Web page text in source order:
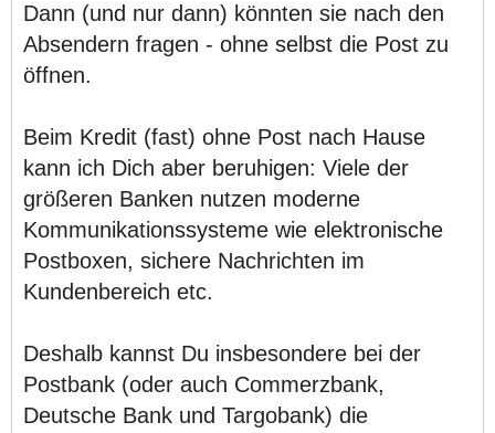
Dann (und nur dann) könnten sie nach den
Absendern fragen - ohne selbst die Post zu
öffnen.
Beim Kredit (fast) ohne Post nach Hause
kann ich Dich aber beruhigen: Viele der
größeren Banken nutzen moderne
Kommunikationssysteme wie elektronische
Postboxen, sichere Nachrichten im
Kundenbereich etc.
Deshalb kannst Du insbesondere bei der
Postbank (oder auch Commerzbank,
Deutsche Bank und Targobank) die